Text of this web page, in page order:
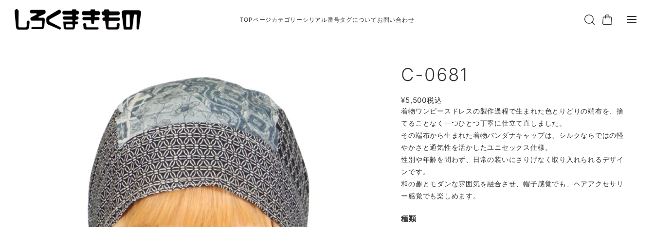
TOPページ カテゴリー シリアル番号タグについて お問い合わせ
C-0681
¥5,500税込
着物ワンピースドレスの製作過程で生まれた色とりどりの端布を、捨
てることなく一つひとつ丁寧に仕立て直しました。
その端布から生まれた着物バンダナキャップは、シルクならではの軽
やかさと通気性を活かしたユニセックス仕様。
性別や年齢を問わず、日常の装いにさりげなく取り入れられるデザイ
ンです。
和の趣とモダンな雰囲気を融合させ、帽子感覚でも、ヘアアクセサリ
ー感覚でも楽しめます。
種類